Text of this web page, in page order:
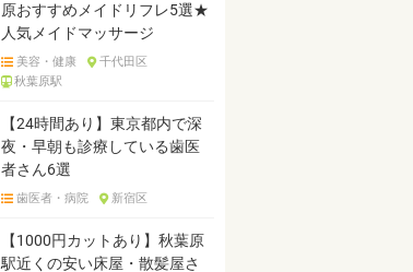
原おすすめメイドリフレ5選★
人気メイドマッサージ
美容・健康
千代田区
秋葉原駅
【24時間あり】東京都内で深
夜・早朝も診療している歯医
者さん6選
歯医者・病院 新宿区
【1000円カットあり】秋葉原
駅近くの安い床屋・散髪屋さ